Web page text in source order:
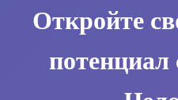
Откройте